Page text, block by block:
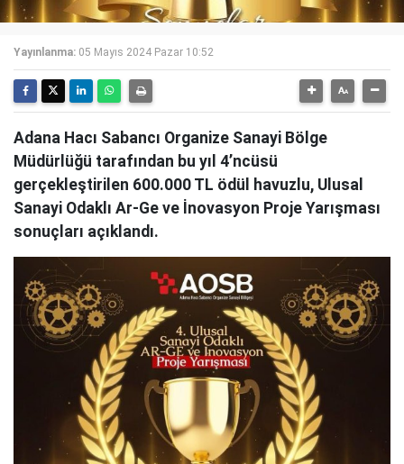
Yayınlanma: 05 Mayıs 2024 Pazar 10:52
Adana Hacı Sabancı Organize Sanayi Bölge
Müdürlüğü tarafından bu yıl 4’ncüsü
gerçekleştirilen 600.000 TL ödül havuzlu, Ulusal
Sanayi Odaklı Ar-Ge ve İnovasyon Proje Yarışması
sonuçları açıklandı.